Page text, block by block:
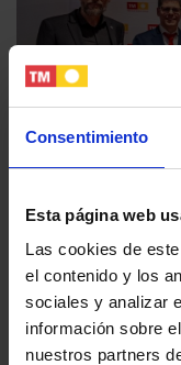
Consentimiento
Esta página web
Las cookies de
el contenido y los
sociales y analizar
información sobre
nuestros partners
TM Real Estate
attraktionskraften
ett nytt